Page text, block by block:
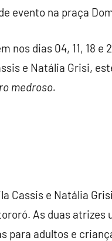
evento na praça
nos dias 04, 11, 18 e
e Natália Grisi,
medroso.
Cassis e Natália
As duas
para adultos e